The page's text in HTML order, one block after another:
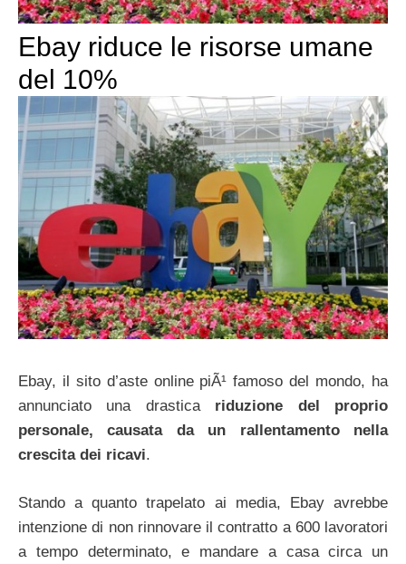
Ebay riduce le risorse umane
del 10%
Ebay, il sito d’aste online piÃ¹ famoso del mondo, ha
annunciato una drastica riduzione del proprio
personale, causata da un rallentamento nella
crescita dei ricavi.
Stando a quanto trapelato ai media, Ebay avrebbe
intenzione di non rinnovare il contratto a 600 lavoratori
a tempo determinato, e mandare a casa circa un